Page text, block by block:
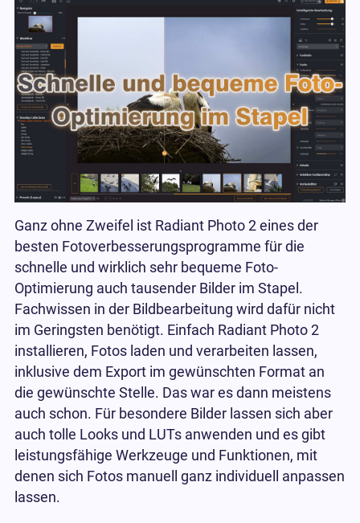
Ganz ohne Zweifel ist Radiant Photo 2 eines der
besten Fotoverbesserungsprogramme für die
schnelle und wirklich sehr bequeme Foto-
Optimierung auch tausender Bilder im Stapel.
Fachwissen in der Bildbearbeitung wird dafür nicht
im Geringsten benötigt. Einfach Radiant Photo 2
installieren, Fotos laden und verarbeiten lassen,
inklusive dem Export im gewünschten Format an
die gewünschte Stelle. Das war es dann meistens
auch schon. Für besondere Bilder lassen sich aber
auch tolle Looks und LUTs anwenden und es gibt
leistungsfähige Werkzeuge und Funktionen, mit
denen sich Fotos manuell ganz individuell anpassen
lassen.